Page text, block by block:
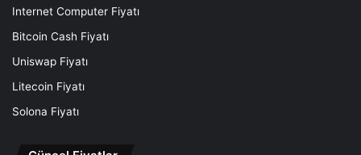
Internet Computer Fiyatı
Bitcoin Cash Fiyatı
Uniswap Fiyatı
Litecoin Fiyatı
Solona Fiyatı